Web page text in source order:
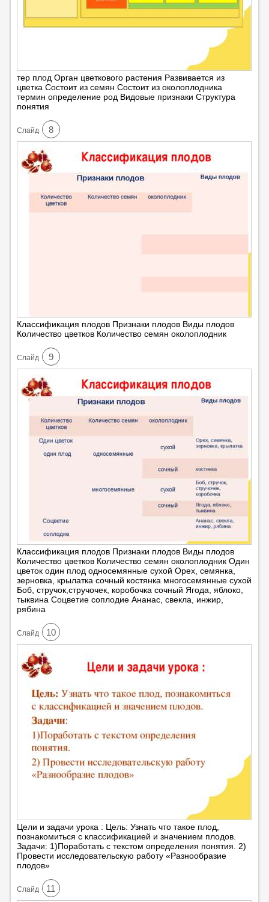
тер плод Орган цветкового растения Развивается из
цветка Состоит из семян Состоит из околоплодника
термин определение род Видовые признаки Структура
понятия
Cлайд 8
Классификация плодов Признаки плодов Виды плодов
Количество цветков Количество семян околоплодник
Cлайд 9
Классификация плодов Признаки плодов Виды плодов
Количество цветков Количество семян околоплодник Один
цветок один плод односемянные сухой Орех, семянка,
зерновка, крылатка сочный костянка многосемянные сухой
Боб, стручок,стручочек, коробочка сочный Ягода, яблоко,
тыквина Соцветие соплодие Ананас, свекла, инжир,
рябина
Cлайд 10
Цели и задачи урока : Цель: Узнать что такое плод,
познакомиться с классификацией и значением плодов.
Задачи: 1)Поработать с текстом определения понятия. 2)
Провести исследовательскую работу «Разнообразие
плодов»
Cлайд 11